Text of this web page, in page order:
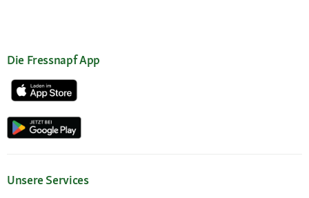
Die Fressnapf App
Unsere Services